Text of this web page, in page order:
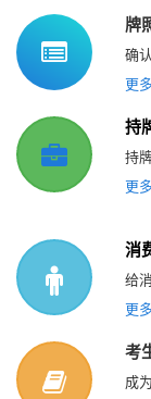
牌
确
更多
持
持
更多
消
给
更多
考
成